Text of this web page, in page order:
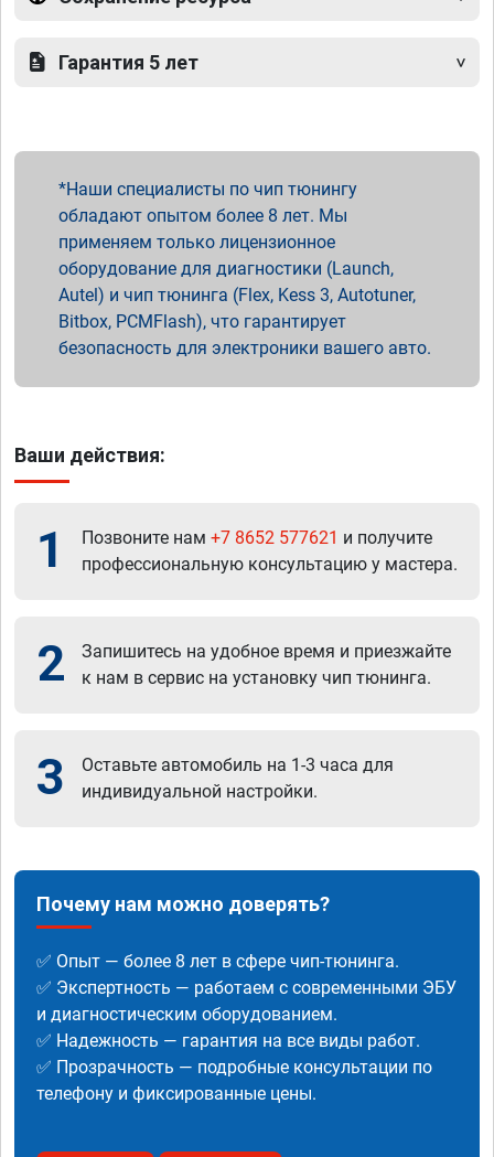
Гарантия 5 лет
Наши специалисты по чип тюнингу
обладают опытом более 8 лет. Мы
применяем только лицензионное
оборудование для диагностики (Launch,
Autel) и чип тюнинга (Flex, Kess 3, Autotuner,
Bitbox, PCMFlash), что гарантирует
безопасность для электроники вашего авто.
Ваши действия:
1 Позвоните нам +7 8652 577621 и получите
профессиональную консультацию у мастера.
2
Запишитесь на удобное время и приезжайте
к нам в сервис на установку чип тюнинга.
3
Оставьте автомобиль на 1-3 часа для
индивидуальной настройки.
Почему нам можно доверять?
✅ Опыт — более 8 лет в сфере чип-тюнинга.
✅ Экспертность — работаем с современными ЭБУ
и диагностическим оборудованием.
✅ Надежность — гарантия на все виды работ.
✅ Прозрачность — подробные консультации по
телефону и фиксированные цены.